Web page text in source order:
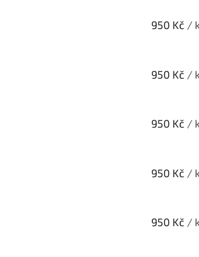
950 Kč /
950 Kč /
950 Kč /
950 Kč /
950 Kč /